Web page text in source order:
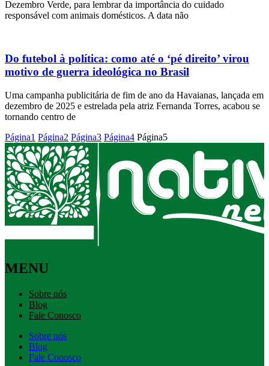
Dezembro Verde, para lembrar da importância do cuidado
responsável com animais domésticos. A data não
Do futebol à política: como até o ‘pé direito’ virou
motivo de guerra ideológica no Brasil
Uma campanha publicitária de fim de ano da Havaianas, lançada em
dezembro de 2025 e estrelada pela atriz Fernanda Torres, acabou se
tornando centro de
Página1 Página2 Página3 Página4 Página5
MENU
Sobre nós
Blog
Fale Conosco
Sobre nós
Blog
Fale Conosco